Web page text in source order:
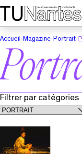
Passer directement
Passer directement
Accueil
Magazine Portrait
Filtrer par catégories